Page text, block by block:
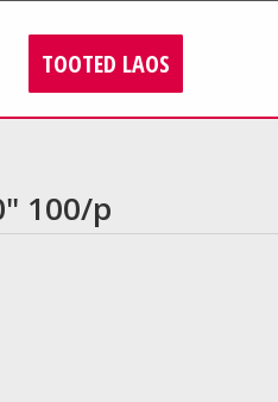
TOOTED LAOS
100/p